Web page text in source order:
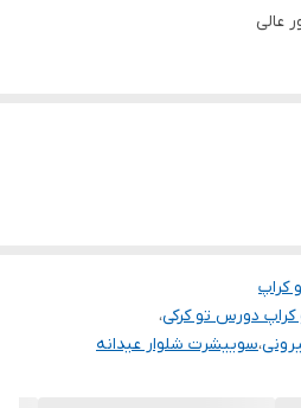
عالی
کراپ
دورس تو کرکی،
،سوییشرت شلوار عیدانه